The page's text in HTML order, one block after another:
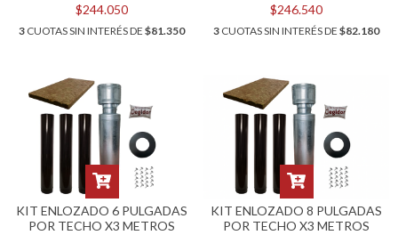
$244.050
3 CUOTAS SIN INTERÉS DE $81.350
$246.540
3 CUOTAS SIN INTERÉS DE $82.180
KIT ENLOZADO 6 PULGADAS
POR TECHO X3 METROS
KIT ENLOZADO 8 PULGADAS
POR TECHO X3 METROS